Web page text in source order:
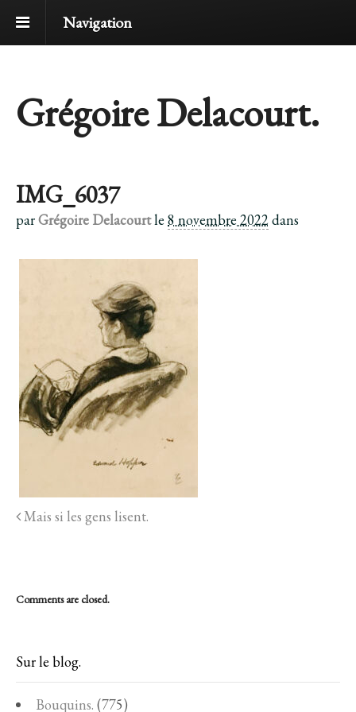
Navigation
Grégoire Delacourt.
IMG_6037
parGrégoire Delacourtle 8 novembre 2022dans
Mais si les gens lisent.
Comments are closed.
Sur le blog.
Bouquins. (775)